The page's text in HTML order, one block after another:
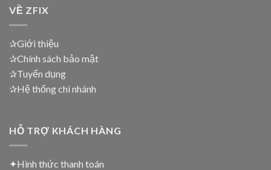
VỀ ZFIX
✰Giới thiệu
✰Chính sách bảo mật
✰Tuyển dụng
✰Hệ thống chi nhánh
HỖ TRỢ KHÁCH HÀNG
✦Hình thức thanh toán